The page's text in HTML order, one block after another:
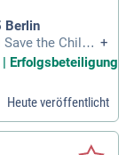
Berlin
the Childre
kannst du
Überzeu
mit anteili
der durch
deine k
+
Erfolgsbeteiligung
Heute veröffentlicht